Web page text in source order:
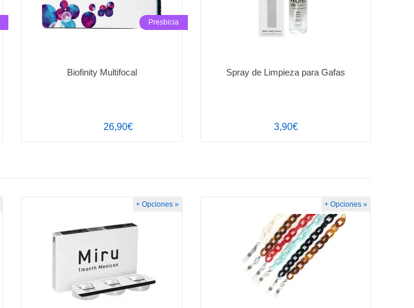
Biofinity Multifocal
26,90€
Presbicia
Spray de Limpieza para Gafas
3,90€
+ Opciones » + Opciones »